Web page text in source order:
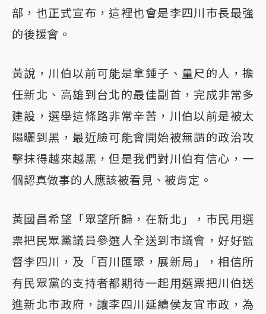
部，也正式宣布，這裡也會是李四川市長最強
的後援會。
黃說，川伯以前可能是拿錘子、量尺的人，擔
任新北、高雄到台北的最佳副首，完成非常多
建設，選舉這條路非常辛苦，川伯以前是被太
陽曬到黑，最近臉可能會開始被無謂的政治攻
擊抹得越來越黑，但是我們對川伯有信心，一
個認真做事的人應該被看見、被肯定。
黃國昌希望「眾望所歸，在新北」，市民用選
票把民眾黨議員參選人全送到市議會，好好監
督李四川，及「百川匯聚，展新局」，相信所
有民眾黨的支持者都期待一起用選票把川伯送
進新北市政府，讓李四川延續侯友宜市政，為